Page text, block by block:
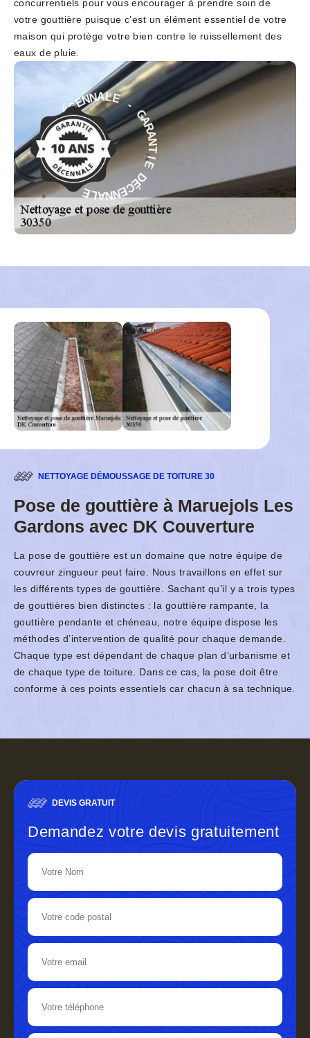
concurrentiels pour vous encourager à prendre soin de
votre gouttière puisque c’est un élément essentiel de votre
maison qui protège votre bien contre le ruissellement des
eaux de pluie.
G
A
R
A
N
T
I
E
D
É
C
E
N
NALE - GARA
N
T
I
E
D
É
C
E
N
N
A
L
E
-
NETTOYAGE DÉMOUSSAGE DE TOITURE 30
Pose de gouttière à Maruejols Les
Gardons avec DK Couverture
La pose de gouttière est un domaine que notre équipe de
couvreur zingueur peut faire. Nous travaillons en effet sur
les différents types de gouttière. Sachant qu’il y a trois types
de gouttières bien distinctes : la gouttière rampante, la
gouttière pendante et chéneau, notre équipe dispose les
méthodes d’intervention de qualité pour chaque demande.
Chaque type est dépendant de chaque plan d’urbanisme et
de chaque type de toiture. Dans ce cas, la pose doit être
conforme à ces points essentiels car chacun à sa technique.
DEVIS GRATUIT
Demandez votre devis gratuitement